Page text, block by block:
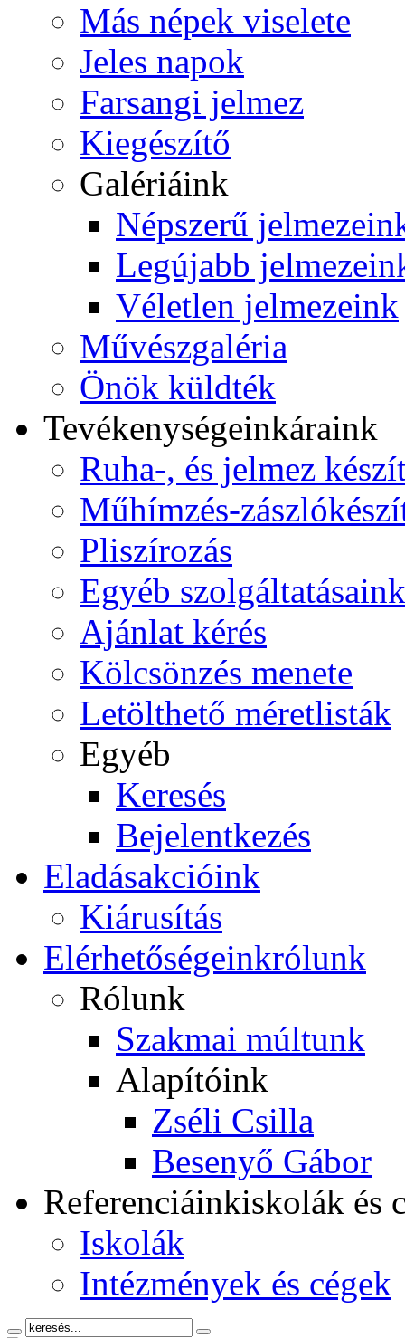
Más népek viselete
Jeles napok
Farsangi jelmez
Kiegészítő
Galériáink
Népszerű
Legújabb
Véletlen jelmezeink
Művészgaléria
Önök küldték
Tevékenységeinkáraink
Ruha-, és jelmez
Műhímzés-
Pliszírozás
Egyéb szolgáltatásaink
Ajánlat kérés
Kölcsönzés menete
Letölthető méretlisták
Egyéb
Keresés
Bejelentkezés
Eladásakcióink
Kiárusítás
Elérhetőségeinkrólunk
Rólunk
Szakmai múltunk
Alapítóink
Zséli Csilla
Besenyő Gábor
Referenciáinkiskolák és
Iskolák
Intézmények és cégek